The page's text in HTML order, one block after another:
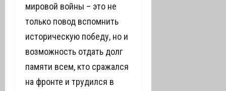
мировой войны – это не
только повод вспомнить
историческую победу, но и
возможность отдать долг
памяти всем, кто сражался
на фронте и трудился в